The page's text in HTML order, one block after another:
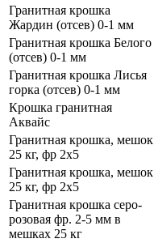
Гранитная крошка
Жардин (отсев) 0-1 мм
Гранитная крошка Белого
(отсев) 0-1 мм
Гранитная крошка Лисья
горка (отсев) 0-1 мм
Крошка гранитная
Аквайс
Гранитная крошка, мешок
25 кг, фр 2х5
Гранитная крошка, мешок
25 кг, фр 2х5
Гранитная крошка серо-
розовая фр. 2-5 мм в
мешках 25 кг